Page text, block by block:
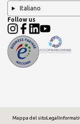
Italiano
Follow us
Mappa del sitoLegal